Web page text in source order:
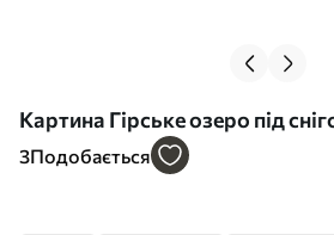
Картина Гірське озеро під
Арт. s45466
3Подобається